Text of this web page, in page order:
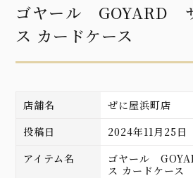
ゴヤール GOYARD
ス カードケース
店舗名
ぜに屋浜町店
投稿日
2024年11月25日
アイテム名
ゴヤール
ス カードケース